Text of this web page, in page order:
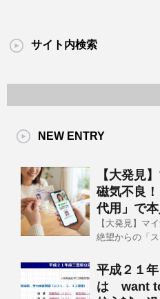
サイト内検索
NEW ENTRY
【大発見
磁気不良
代用」で
【大発見】マ
絶望からの「
平成２１
は want